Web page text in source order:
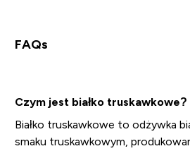
FAQs
Czym jest białko truskawkowe?
Białko truskawkowe to odżywka
smaku truskawkowym,